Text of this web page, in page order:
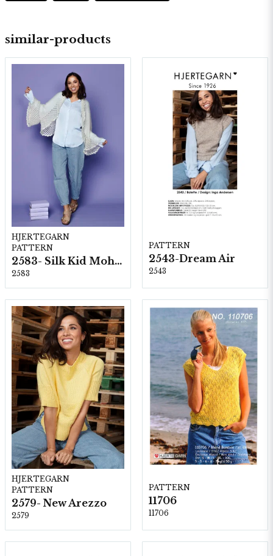
similar-products
HJERTEGARN
PATTERN
2583- Silk Kid Mohair
2583
PATTERN
2543-Dream Air
2543
HJERTEGARN
PATTERN
2579- New Arezzo
2579
PATTERN
11706
11706